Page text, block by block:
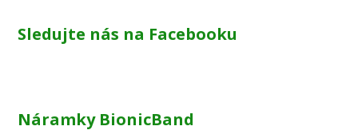
Sledujte nás na Facebooku
Náramky BionicBand